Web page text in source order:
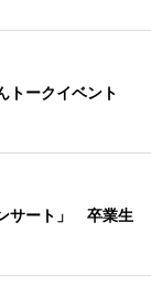
トークイベント
サート」 卒業生